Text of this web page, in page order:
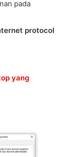
pada
protocol
yang